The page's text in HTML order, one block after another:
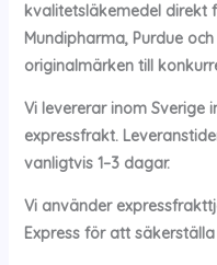
kvalitetsläkemedel direkt
Mundipharma, Purdue
originalmärken till
Vi levererar inom Sverige
expressfrakt.
vanligtvis 1–3 dagar.
Vi använder
Express för att